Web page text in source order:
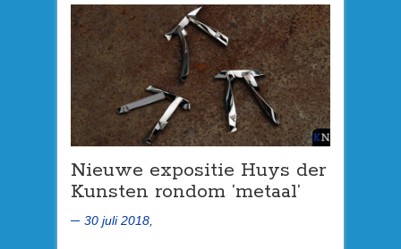
Nieuwe expositie Huys der
Kunsten rondom ’metaal’
30 juli 2018,